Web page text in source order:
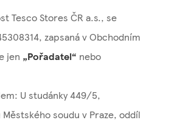
Tesco Stores ČR a.s., se
zapsaná v Obchodním
jen „Pořadatel“ nebo
U studánky 449/5,
soudu v Praze, oddíl